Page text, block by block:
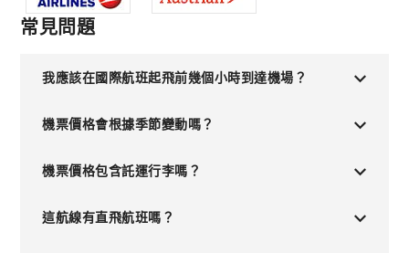
常見問題
我應該在國際航班起飛前幾個小時到達機場？
機票價格會根據季節變動嗎？
機票價格包含託運行李嗎？
這航線有直飛航班嗎？